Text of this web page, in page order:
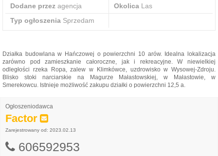
Dodane przez agencja Okolica Las
Typ ogłoszenia Sprzedam
Działka budowlana w Hańczowej o powierzchni 10 arów. Idealna lokalizacja
zarówno pod zamieszkanie całoroczne, jak i rekreacyjne. W niewielkiej
odległości rzeka Ropa, zalew w Klimkówce, uzdrowisko w Wysowej-Zdroju.
Blisko stoki narciarskie na Magurze Małastowskiej, w Małastowie, w
Smerekowcu. Istnieje możliwość zakupu działki o powierzchni 12,5 a.
Ogłoszeniodawca
Factor
Zarejestrowany od: 2023.02.13
606592953